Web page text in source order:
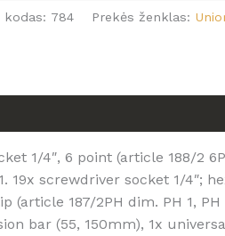
kodas: 784 Prekės ženklas:
1/4″, 6 point (article 188/2
19x screwdriver socket 1/4″;
(article 187/2PH dim. PH 1,
bar (55, 150mm), 1x